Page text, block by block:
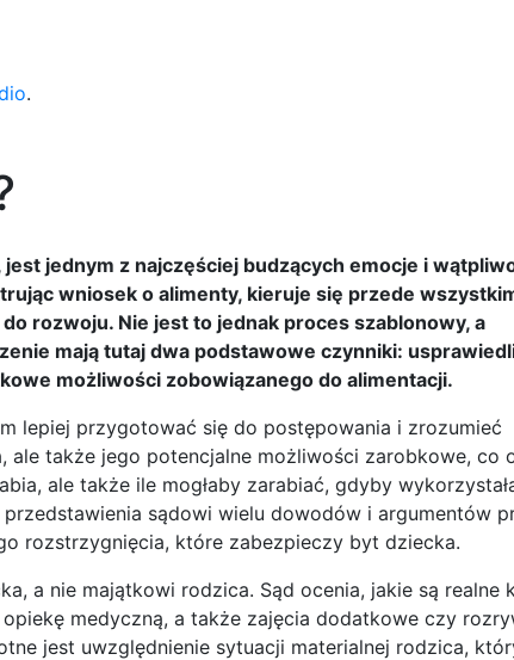
.
jednym z najczęściej budzących emocje i
wniosek o alimenty, kieruje się przede
rozwoju. Nie jest to jednak proces szablonowy, a
mają tutaj dwa podstawowe czynniki:
możliwości zobowiązanego do alimentacji.
lepiej przygotować się do postępowania i zrozumieć
także jego potencjalne możliwości zarobkowe, co
ale także ile mogłaby zarabiać, gdyby
sądowi wielu dowodów i argumentów
rozstrzygnięcia, które zabezpieczy byt dziecka.
a nie majątkowi rodzica. Sąd ocenia, jakie są realne
medyczną, a także zajęcia dodatkowe czy
jest uwzględnienie sytuacji materialnej rodzica,